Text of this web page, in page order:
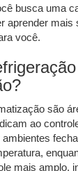
busca uma
aprender mais
você.
são
ao
mais amplo,